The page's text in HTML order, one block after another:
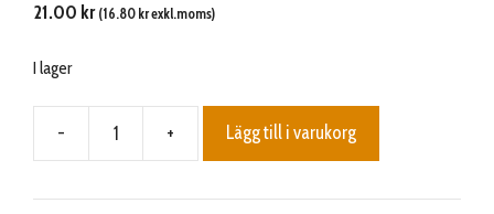
21.00 kr (16.80 krexkl.moms)
I lager
-
GUIDE
+ Lägg till i varukorg